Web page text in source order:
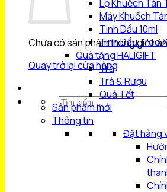
Chưa có sản phẩm trong giỏ
Quay trở lại cửa hàng
Tìm
kiếm:
Lọ Khuếch Tán
Máy Khuếch
Tinh Dầu 10ml
Tinh Dầu Treo
Quà tặng HALIGIFT
Trà
Trà & Rượu
Quà Tết
Sản phẩm mới
Thông tin
Đặt hàng